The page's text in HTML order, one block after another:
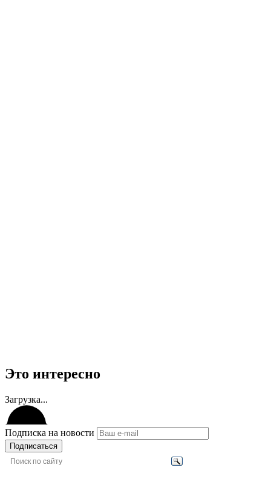
Это интересно
Загрузка...
Подписка на новости
Подписаться